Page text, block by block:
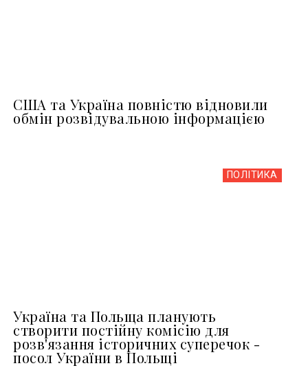
США та Україна повністю відновили
обмін розвідувальною інформацією
ПОЛІТИКА
Україна та Польща планують
створити постійну комісію для
розв'язання історичних суперечок -
посол України в Польщі